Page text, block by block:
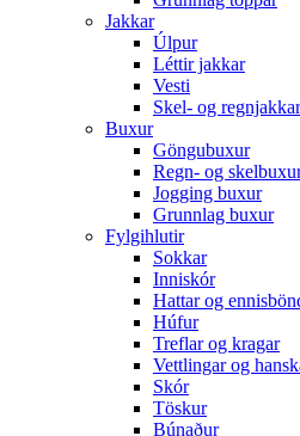
Jakkar
Úlpur
Léttir jakkar
Vesti
Skel- og regnjakkar
Buxur
Göngubuxur
Regn- og
Jogging buxur
Grunnlag buxur
Fylgihlutir
Sokkar
Inniskór
Hattar og
Húfur
Treflar og kragar
Vettlingar og
Skór
Töskur
Búnaður